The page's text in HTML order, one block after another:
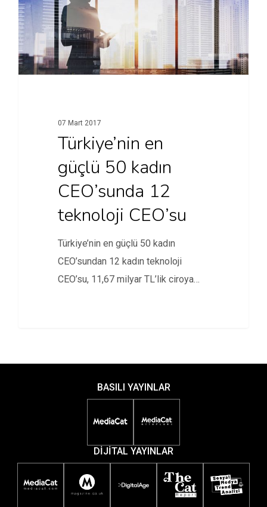
07 Mart 2017
Türkiye’nin en
güçlü 50 kadın
CEO’sunda 12
teknoloji CEO’su
Türkiye’nin en güçlü 50 kadın
CEO’sundan 12 kadın teknoloji
CEO’su, 11,67 milyar TL’lik ciroya
BASILI YAYINLAR
DİJİTAL YAYINLAR